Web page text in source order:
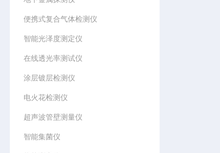
便携式复合气体检测仪
智能光泽度测定仪
在线透光率测试仪
涂层镀层检测仪
电火花检测仪
超声波管壁测量仪
智能集菌仪